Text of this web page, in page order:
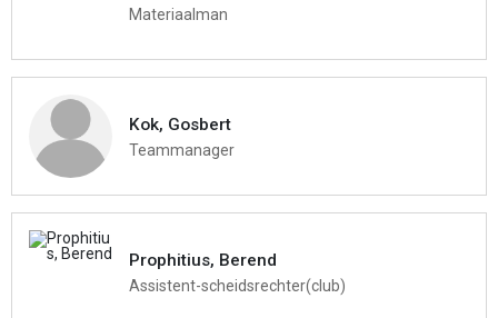
Materiaalman
Kok, Gosbert
Teammanager
Prophitius, Berend
Assistent-scheidsrechter(club)